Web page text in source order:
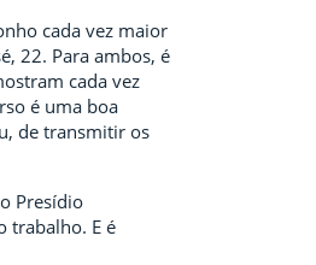
cada vez maior
22. Para ambos, é
cada vez
é uma boa
de transmitir os
Presídio
trabalho. E é